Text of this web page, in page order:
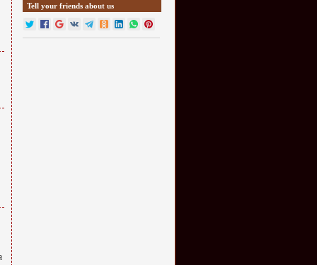
Tell your friends about us